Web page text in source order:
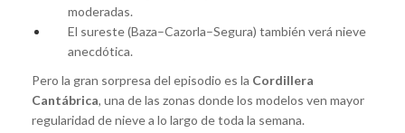
moderadas.
El sureste (Baza–Cazorla–Segura) también verá nieve
anecdótica.
Pero la gran sorpresa del episodio es la Cordillera
Cantábrica, una de las zonas donde los modelos ven mayor
regularidad de nieve a lo largo de toda la semana.